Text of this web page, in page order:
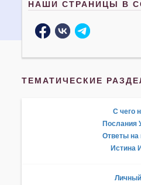
НАШИ СТРАНИЦЫ В
ТЕМАТИЧЕСКИЕ
С чего
Послания
Ответы на
Истина